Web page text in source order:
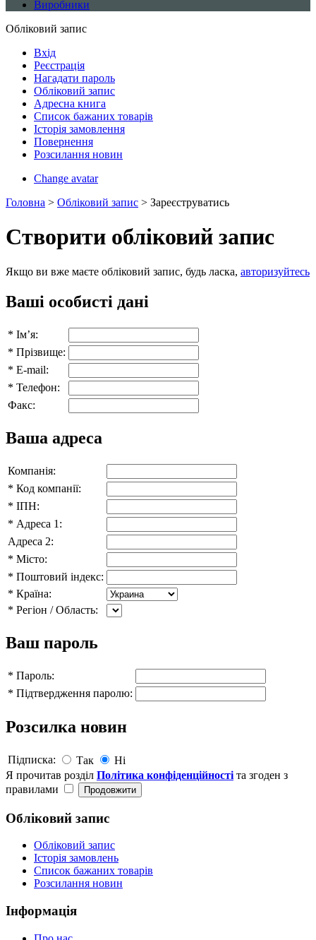
Виробники
Обліковий запис
Вхід
Реєстрація
Нагадати пароль
Обліковий запис
Адресна книга
Список бажаних товарів
Історія замовлення
Повернення
Розсилання новин
Change avatar
Головна > Обліковий запис > Зареєструватись
Створити обліковий запис
Якщо ви вже маєте обліковий запис, будь ласка, авторизуйтесь
Ваші особисті дані
* Ім’я:
* Прізвище:
* E-mail:
* Телефон:
Факс:
Ваша адреса
Компанія:
* Код компанії:
* ІПН:
* Адреса 1:
Адреса 2:
* Місто:
* Поштовий індекс:
* Країна:
* Регіон / Область:
Ваш пароль
* Пароль:
* Підтвердження паролю:
Розсилка новин
Підписка: Так
Ні
Я прочитав розділ Політика конфіденційності та згоден з
правилами
Обліковий запис
Обліковий запис
Історія замовлень
Список бажаних товарів
Розсилання новин
Інформація